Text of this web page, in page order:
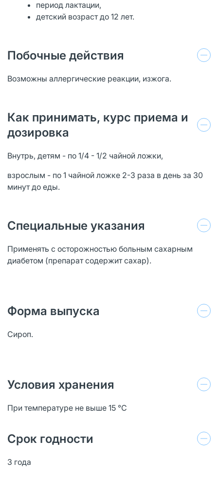
период лактации,
детский возраст до 12 лет.
Побочные действия
Возможны аллергические реакции, изжога.
Как принимать, курс приема и
дозировка
Внутрь, детям - по 1/4 - 1/2 чайной ложки,
взрослым - по 1 чайной ложке 2-3 раза в день за 30
минут до еды.
Специальные указания
Применять с осторожностью больным сахарным
диабетом (препарат содержит сахар).
Форма выпуска
Сироп.
Условия хранения
При температуре не выше 15 °C
Срок годности
3 года